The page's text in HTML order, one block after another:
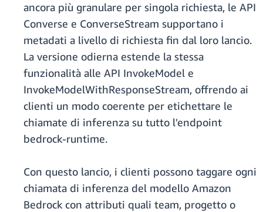
ancora più granulare per singola richiesta, le API
Converse e ConverseStream supportano i
metadati a livello di richiesta fin dal loro lancio.
La versione odierna estende la stessa
funzionalità alle API InvokeModel e
InvokeModelWithResponseStream, offrendo ai
clienti un modo coerente per etichettare le
chiamate di inferenza su tutto l'endpoint
bedrock-runtime.
Con questo lancio, i clienti possono taggare ogni
chiamata di inferenza del modello Amazon
Bedrock con attributi quali team, progetto o